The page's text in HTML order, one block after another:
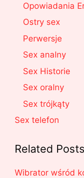
Opowiadania
Ostry sex
Perwersje
Sex analny
Sex Historie
Sex oralny
Sex trójkąty
Sex telefon
Related Posts
Wibrator wśród